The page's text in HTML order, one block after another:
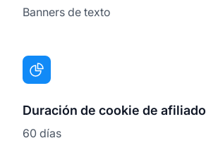
Banners de texto
Duración de cookie de afiliado
60 días